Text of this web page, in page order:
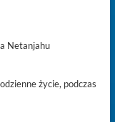
Netanjahu
życie, podczas